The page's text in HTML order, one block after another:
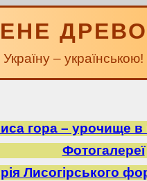
ДРЕВО
– українською!
гора – урочище в
Фотогалереї
Лисогірського